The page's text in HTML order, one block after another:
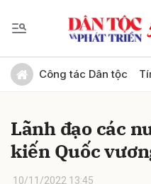
Công tác Dân tộc
Lãnh đạo các
kiến Quốc
10/11/2022 13:45
Gửi bình luận